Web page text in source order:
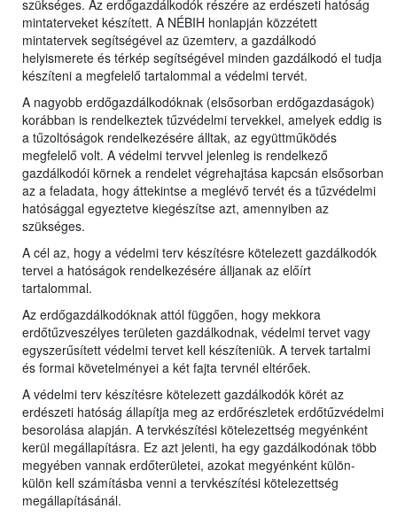
szükséges. Az erdőgazdálkodók részére az erdészeti hatóság
mintaterveket készített. A NÉBIH honlapján közzétett
mintatervek segítségével az üzemterv, a gazdálkodó
helyismerete és térkép segítségével minden gazdálkodó el tudja
készíteni a megfelelő tartalommal a védelmi tervét.
A nagyobb erdőgazdálkodóknak (elsősorban erdőgazdaságok)
korábban is rendelkeztek tűzvédelmi tervekkel, amelyek eddig is
a tűzoltóságok rendelkezésére álltak, az együttműködés
megfelelő volt. A védelmi tervvel jelenleg is rendelkező
gazdálkodói körnek a rendelet végrehajtása kapcsán elsősorban
az a feladata, hogy áttekintse a meglévő tervét és a tűzvédelmi
hatósággal egyeztetve kiegészítse azt, amennyiben az
szükséges.
A cél az, hogy a védelmi terv készítésre kötelezett gazdálkodók
tervei a hatóságok rendelkezésére álljanak az előírt
tartalommal.
Az erdőgazdálkodóknak attól függően, hogy mekkora
erdőtűzveszélyes területen gazdálkodnak, védelmi tervet vagy
egyszerűsített védelmi tervet kell készíteniük. A tervek tartalmi
és formai követelményei a két fajta tervnél eltérőek.
A védelmi terv készítésre kötelezett gazdálkodók körét az
erdészeti hatóság állapítja meg az erdőrészletek erdőtűzvédelmi
besorolása alapján. A tervkészítési kötelezettség megyénként
kerül megállapításra. Ez azt jelenti, ha egy gazdálkodónak több
megyében vannak erdőterületei, azokat megyénként külön-
külön kell számításba venni a tervkészítési kötelezettség
megállapításánál.